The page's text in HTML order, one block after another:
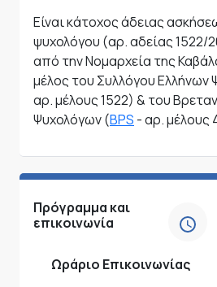
Είναι κάτοχος άδειας
ψυχολόγου (αρ. αδείας 1522/
από την Νομαρχεία της
μέλος του Συλλόγου Ελλήνων
αρ. μέλους 1522) & του
Ψυχολόγων (BPS - αρ. μέλους
Πρόγραμμα και
επικοινωνία
Ωράριο Επικοινωνίας